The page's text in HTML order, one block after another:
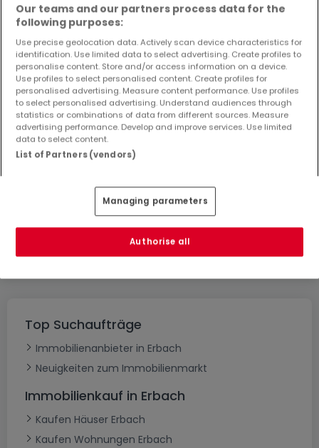
Häuser Erbach
Wohnungen Erbach
Neubauprojekte Erbach
Häuser bauen Erbach
Renditeobjekte Erbach
Grundstücke Erbach
Garagen - Parkplätze Erbach
Büros Erbach
Bitte ändern Sie Ihre Suche und versuchen Sie
es erneut
Top Suchaufträge
Immobilienanbieter in Erbach
Neuigkeiten zum Immobilienmarkt
Immobilienkauf in Erbach
Kaufen Häuser Erbach
Kaufen Wohnungen Erbach
Our teams and our partners process data for the
following purposes:
Use precise geolocation data. Actively scan device characteristics for
identification. Use limited data to select advertising. Create profiles to
personalise content. Store and/or access information on a device.
Use profiles to select personalised content. Create profiles for
personalised advertising. Measure content performance. Use profiles
to select personalised advertising. Understand audiences through
statistics or combinations of data from different sources. Measure
advertising performance. Develop and improve services. Use limited
data to select content.
List of Partners (vendors)
Managing parameters
Authorise all